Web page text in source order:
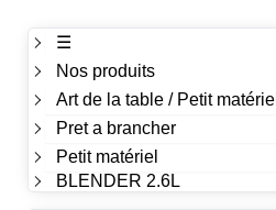
☰
Nos produits
Art de la table / Petit matériel
Pret a brancher
Petit matériel
BLENDER 2.6L